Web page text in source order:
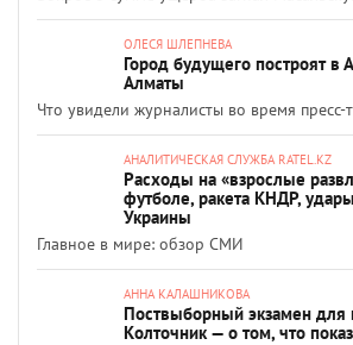
ОЛЕСЯ ШЛЕПНЕВА
Город будущего построят в
Алматы
Что увидели журналисты во время пресс-
АНАЛИТИЧЕСКАЯ СЛУЖБА RATEL.KZ
Расходы на «взрослые
футболе, ракета КНДР,
Украины
Главное в мире: обзор СМИ
АННА КАЛАШНИКОВА
Поствыборный экзамен для
Колточник — о том, что